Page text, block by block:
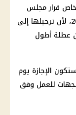
قرار مجلس
الوزراء بشأن موعد إجازة المولد النبوي 2026، لأن ترحيلها إلى
عطلة أطول
الإجازة يوم
الجهات للعمل وفق